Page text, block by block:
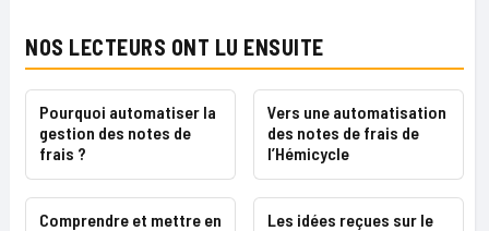
NOS LECTEURS ONT LU ENSUITE
Pourquoi automatiser la
gestion des notes de
frais ?
Vers une automatisation
des notes de frais de
l’Hémicycle
Comprendre et mettre en
Les idées reçues sur le